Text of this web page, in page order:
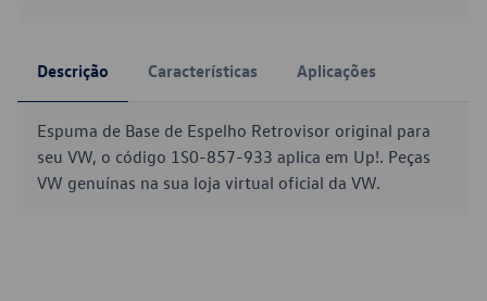
Descrição Características Aplicações
Espuma de Base de Espelho Retrovisor original para
seu VW, o código 1S0-857-933 aplica em Up!. Peças
VW genuínas na sua loja virtual oficial da VW.